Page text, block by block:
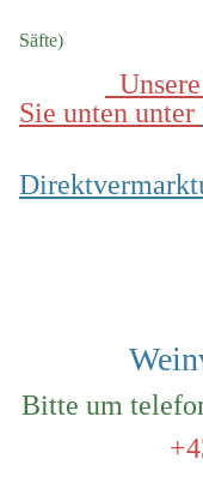
Säfte)
Sie unten unter
Bitte um